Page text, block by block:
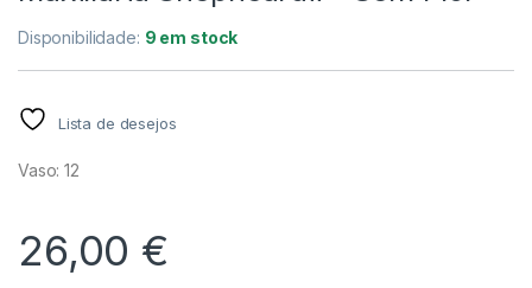
Disponibilidade: 9 em stock
Lista de desejos
Vaso: 12
26,00 €